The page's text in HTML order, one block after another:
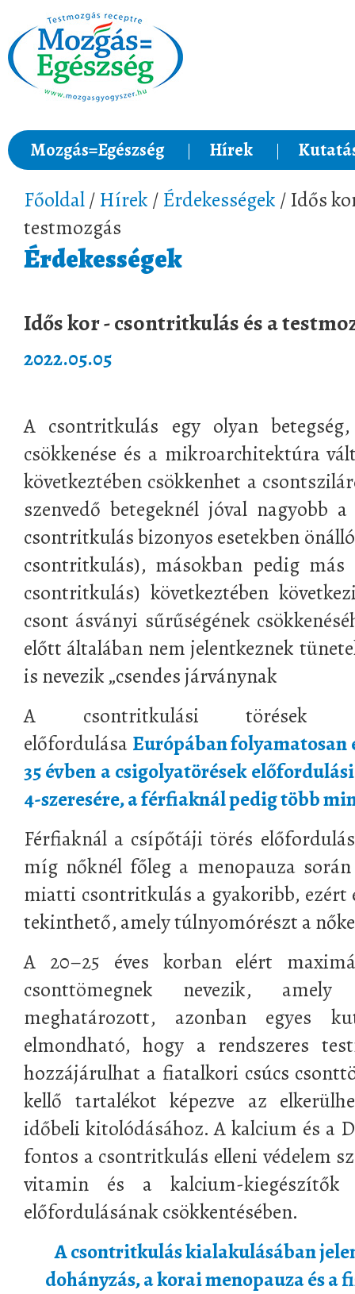
Mozgás=Egészség Hírek
Főoldal/ Hírek / Érdekességek / Idős
testmozgás
Érdekességek
Idős kor - csontritkulás és a
2022.05.05
A csontritkulás egy olyan
csökkenése és a mikroarchitektúra
következtében csökkenhet a
szenvedő betegeknél jóval nagyobb
csontritkulás bizonyos esetekben
csontritkulás), másokban pedig más
csontritkulás) következtében
csont ásványi sűrűségének
előtt általában nem jelentkeznek
is nevezik „csendes járványnak
A csontritkulási törések
előfordulása Európában
35 évben a csigolyatörések
4-szeresére, a férfiaknál pedig több
Férfiaknál a csípőtáji törés
míg nőknél főleg a menopauza
miatti csontritkulás a gyakoribb, ezért
tekinthető, amely túlnyomórészt a
A 20–25 éves korban elért
csonttömegnek nevezik, amely
meghatározott, azonban egyes
elmondható, hogy a rendszeres
hozzájárulhat a fiatalkori csúcs
kellő tartalékot képezve az
időbeli kitolódásához. A kalcium és a
fontos a csontritkulás elleni védelem
vitamin és a kalcium-kiegészítők
előfordulásának csökkentésében.
A csontritkulás kialakulásában
dohányzás, a korai menopauza és